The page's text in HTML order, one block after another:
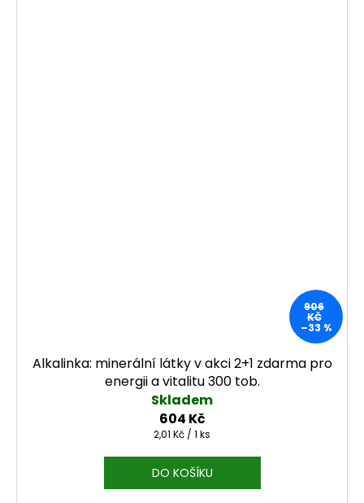
906
KČ
–33 %
Alkalinka: minerální látky v akci 2+1 zdarma pro
energii a vitalitu 300 tob.
Skladem
604 Kč
Měrná cena:
2,01 Kč / 1 ks
DO KOŠÍKU